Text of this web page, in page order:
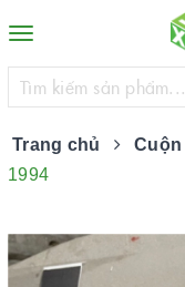
Toggle
navigation
Trang chủ Cuộn
1994